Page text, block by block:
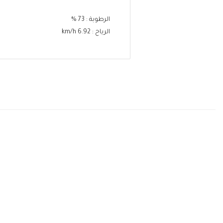
الرطوبة : 73 %
الرياح : 6.92 km/h